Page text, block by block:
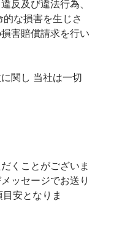
反及び違法行為、
な損害を生じさ
害賠償請求を行い
関し 当社は一切
くことがございま
ッセージでお送り
安となりま